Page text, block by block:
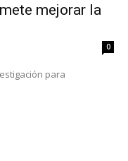
mejorar la
0
para